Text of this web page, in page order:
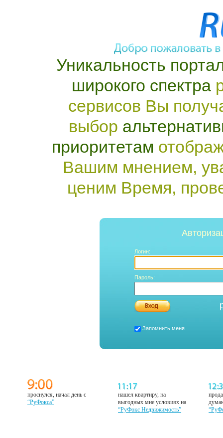
Уникальность
широкого спектра
сервисов Вы
выбор
приоритетам
Вашим мнением,
ценим Время,
Логин:
Пароль:
Запомнить меня
проснулся, начал день с
“РуФокса”
нашел квартиру, на
выгодных мне условиях на
“РуФокс Недвижимость”